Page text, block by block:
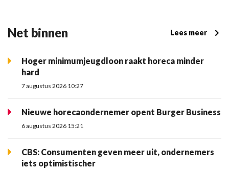
Net binnen Lees meer
Hoger minimumjeugdloon raakt horeca minder
hard
7 augustus 2026 10:27
Nieuwe horecaondernemer opent Burger Business
6 augustus 2026 15:21
CBS: Consumenten geven meer uit, ondernemers
iets optimistischer